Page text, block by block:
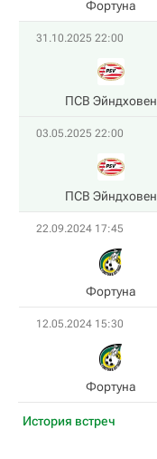
Фортуна
31.10.2025 22:00
ПСВ Эйндховен
03.05.2025 22:00
ПСВ Эйндховен
22.09.2024 17:45
Фортуна
12.05.2024 15:30
Фортуна
История встреч